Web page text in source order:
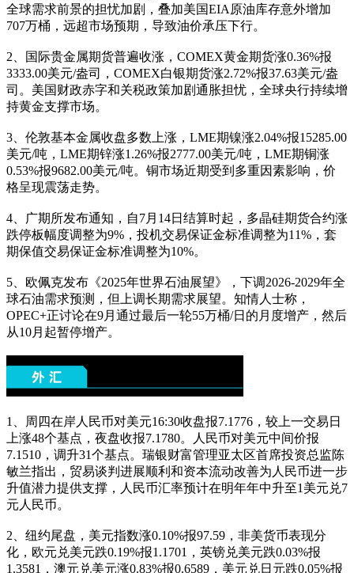
全球需求前景的担忧加剧，叠加美国EIA原油库存意外增加
707万桶，远超市场预期，导致油价承压下行。
2、国际贵金属期货普遍收涨，COMEX黄金期货涨0.36%报
3333.00美元/盎司，COMEX白银期货涨2.72%报37.63美元/盎
司。美国财政赤字和关税政策加剧通胀担忧，全球央行持续增
持黄金支撑市场。
3、伦敦基本金属收盘多数上涨，LME期镍涨2.04%报15285.00
美元/吨，LME期锌涨1.26%报2777.00美元/吨，LME期铜涨
0.53%报9682.00美元/吨。铜市场近期受到多重因素影响，价
格呈现震荡走势。
4、广期所发布通知，自7月14日结算时起，多晶硅期货合约涨
跌停板幅度调整为9%，投机交易保证金标准调整为11%，套
期保值交易保证金标准调整为10%。
5、欧佩克发布《2025年世界石油展望》，下调2026-2029年全
球石油需求预测，但上调长期需求展望。知情人士称，
OPEC+正讨论在9月通过最后一轮55万桶/日的月度增产，然后
从10月起暂停增产。
1、周四在岸人民币对美元16:30收盘报7.1776，较上一交易日
上涨48个基点，夜盘收报7.1780。人民币对美元中间价报
7.1510，调升31个基点。瑞银财富管理亚太区首席投资总监陈
敏兰指出，贸易谈判进展顺利和资本流动改善为人民币进一步
升值潜力提供支撑，人民币汇率预计在明年年中升至1美元兑7
元人民币。
2、纽约尾盘，美元指数涨0.10%报97.59，非美货币表现分
化，欧元兑美元跌0.19%报1.1701，英镑兑美元跌0.03%报
1.3581，澳元兑美元涨0.83%报0.6589，美元兑日元跌0.05%报